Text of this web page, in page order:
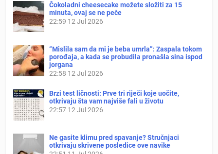
Čokoladni cheesecake možete složiti za 15
minuta, ovaj se ne peče
22:59 12 Jul 2026
“Mislila sam da mi je beba umrla”: Zaspala tokom
porođaja, a kada se probudila pronašla sina ispod
jorgana
22:58 12 Jul 2026
Brzi test ličnosti: Prve tri riječi koje uočite,
otkrivaju šta vam najviše fali u životu
22:57 12 Jul 2026
Ne gasite klimu pred spavanje? Stručnjaci
otkrivaju skrivene posledice ove navike